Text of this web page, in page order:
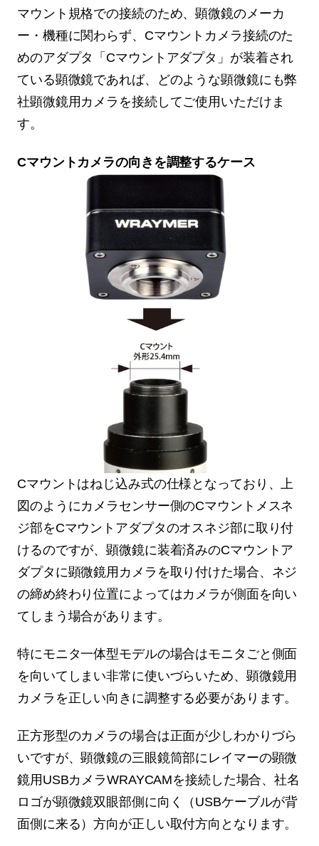
マウント規格での接続のため、顕微鏡のメーカ
ー・機種に関わらず、Cマウントカメラ接続のた
めのアダプタ「Cマウントアダプタ」が装着され
ている顕微鏡であれば、どのような顕微鏡にも弊
社顕微鏡用カメラを接続してご使用いただけま
す。
Cマウントカメラの向きを調整するケース
Cマウントはねじ込み式の仕様となっており、上
図のようにカメラセンサー側のCマウントメスネ
ジ部をCマウントアダプタのオスネジ部に取り付
けるのですが、顕微鏡に装着済みのCマウントア
ダプタに顕微鏡用カメラを取り付けた場合、ネジ
の締め終わり位置によってはカメラが側面を向い
てしまう場合があります。
特にモニタ一体型モデルの場合はモニタごと側面
を向いてしまい非常に使いづらいため、顕微鏡用
カメラを正しい向きに調整する必要があります。
正方形型のカメラの場合は正面が少しわかりづら
いですが、顕微鏡の三眼鏡筒部にレイマーの顕微
鏡用USBカメラWRAYCAMを接続した場合、社名
ロゴが顕微鏡双眼部側に向く（USBケーブルが背
面側に来る）方向が正しい取付方向となります。